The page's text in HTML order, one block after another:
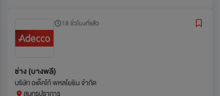
18 ชั่วโมงที่แล้ว
ช่าง (บางพลี)
บริษัท อเด็คโก้ พหลโยธิน จำกัด
สมุทรปราการ